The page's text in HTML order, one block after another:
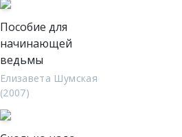
Пособие для
начинающей
ведьмы
Елизавета Шумская
(2007)